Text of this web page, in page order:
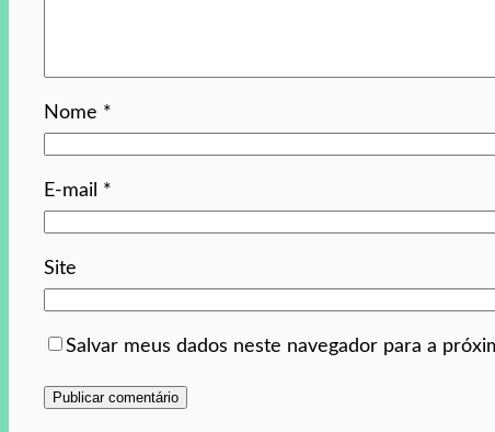
Nome *
E-mail *
Site
Salvar meus dados neste navegador para a